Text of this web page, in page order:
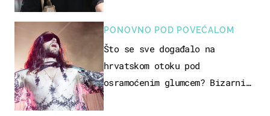
PONOVNO POD POVEĆALOM
Što se sve događalo na
hrvatskom otoku pod
osramoćenim glumcem? Bizarni